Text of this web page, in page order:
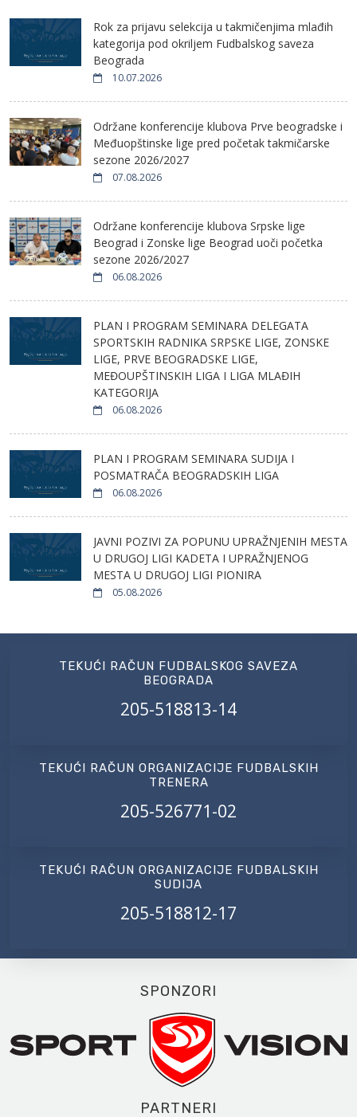
Rok za prijavu selekcija u takmičenjima mlađih
kategorija pod okriljem Fudbalskog saveza
Beograda
10.07.2026
Održane konferencije klubova Prve beogradske i
Međuopštinske lige pred početak takmičarske
sezone 2026/2027
07.08.2026
Održane konferencije klubova Srpske lige
Beograd i Zonske lige Beograd uoči početka
sezone 2026/2027
06.08.2026
PLAN I PROGRAM SEMINARA DELEGATA
SPORTSKIH RADNIKA SRPSKE LIGE, ZONSKE
LIGE, PRVE BEOGRADSKE LIGE,
MEĐOUPŠTINSKIH LIGA I LIGA MLAĐIH
KATEGORIJA
06.08.2026
PLAN I PROGRAM SEMINARA SUDIJA I
POSMATRAČA BEOGRADSKIH LIGA
06.08.2026
JAVNI POZIVI ZA POPUNU UPRAŽNJENIH MESTA
U DRUGOJ LIGI KADETA I UPRAŽNJENOG
MESTA U DRUGOJ LIGI PIONIRA
05.08.2026
TEKUĆI RAČUN FUDBALSKOG SAVEZA
BEOGRADA
205-518813-14
TEKUĆI RAČUN ORGANIZACIJE FUDBALSKIH
TRENERA
205-526771-02
TEKUĆI RAČUN ORGANIZACIJE FUDBALSKIH
SUDIJA
205-518812-17
SPONZORI
PARTNERI